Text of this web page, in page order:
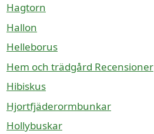
Hagtorn
Hallon
Helleborus
Hem och trädgård Recensioner
Hibiskus
Hjortfjäderormbunkar
Hollybuskar